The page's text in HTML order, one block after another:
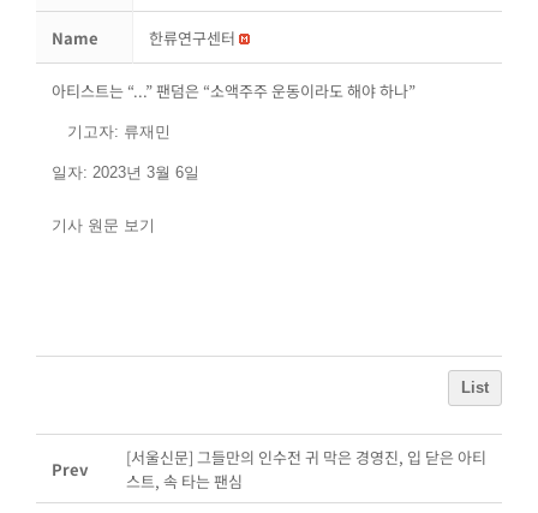
Name 한류연구센터
아티스트는 “...” 팬덤은 “소액주주 운동이라도 해야 하나”
기고자: 류재민
일자: 2023년 3월 6일
기사 원문 보기
List
Prev
[서울신문] 그들만의 인수전 귀 막은 경영진, 입 닫은 아티
스트, 속 타는 팬심